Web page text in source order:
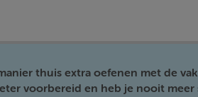
thuis extra oefenen met de
voorbereid en heb je nooit meer